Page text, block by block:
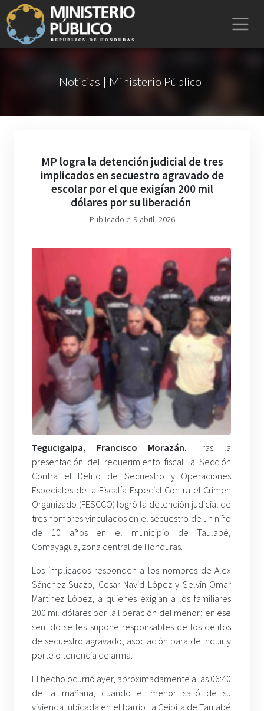
Noticias | Ministerio Público
MP logra la detención judicial de tres
implicados en secuestro agravado de
escolar por el que exigían 200 mil
dólares por su liberación
Publicado el 9 abril, 2026
Tegucigalpa, Francisco Morazán.Tras la
presentación del requerimiento fiscal la Sección
Contra el Delito de Secuestro y Operaciones
Especiales de la Fiscalía Especial Contra el Crimen
Organizado (FESCCO) logró la detención judicial de
tres hombres vinculados en el secuestro de un niño
de 10 años en el municipio de Taulabé,
Comayagua, zona central de Honduras.
Los implicados responden a los nombres de Alex
Sánchez Suazo, Cesar Navid López y Selvin Omar
Martínez López, a quienes exigían a los familiares
200 mil dólares por la liberación del menor; en ese
sentido se les supone responsables de los delitos
de secuestro agravado, asociación para delinquir y
porte o tenencia de arma.
El hecho ocurrió ayer, aproximadamente a las 06:40
de la mañana, cuando el menor salió de su
vivienda, ubicada en el barrio La Ceibita de Taulabé